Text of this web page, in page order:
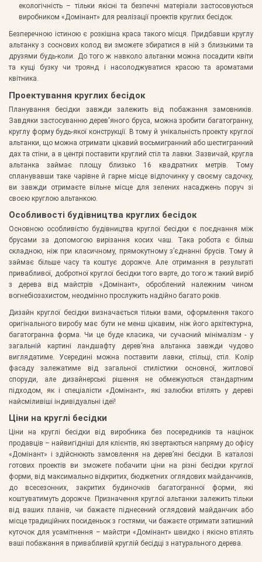
екологічність – тільки якісні та безпечні матеріали застосовуються
виробником «Домінант» для реалізації проектів круглих бесідок.
Безперечною істиною є розкішна краса такого місця. Придбавши круглу
альтанку з соснових колод ви зможете збиратися в ній з близькими та
друзями будь-коли. До того ж навколо альтанки можна посадити квіти
та кущі бузку чи троянд і насолоджуватися красою та ароматами
квітника.
Проектування круглих бесідок
Планування бесідки завжди залежить від побажання замовників.
Завдяки застосуванню дерев'яного бруса, можна зробити багатогранну,
круглу форму будь-якої конструкції. В тому й унікальність проекту круглої
альтанки, що можна отримати цікавий восьмигранний або шестигранний
дах та стіни, а в центрі поставити круглий стіл та лавки. Зазвичай, кругла
альтанка займає площу близько 16 квадратних метрів. Тому
спланувавши таке чарівне й гарне місце відпочинку у своєму садочку,
ви завжди отримаєте вільне місце для зелених насаджень поруч зі
своєю круглою альтанкою.
Особливості будівництва круглих бесідок
Основною особливістю будівництва круглої бесідки є поєднання між
брусами за допомогою вирізання косих чаш. Така робота є більш
складною, ніж при класичному, прямокутному з’єднанні брусів. Тому й
займає більше часу та коштує дорожче. Але отримання в результаті
привабливої, добротної круглої бесідки того варте, до того ж такий виріб
з дерева від майстрів «Домінант», оброблений належним чином
вогнебіозахистом, неодмінно прослужить надійно багато років.
Дизайн круглої бесідки визначається тільки вами, оформлення такого
оригінального виробу має бути не менш цікавим, ніж його архітектурна,
багатогранна форма. Чи це буде класика, чи сучасний мінімалізм - у
загальній картині ландшафту дерев’яна альтанка завжди чудово
виглядатиме. Усередині можна поставити лавки, стільці, стіл. Колір
фасаду залежатиме від загальної стилістики основної, житлової
споруди, але дизайнерські рішення не обмежуються стандартним
підходом, як і спеціалісти «Домінант», які залюбки втілять у дереві
найсміливіші індивідуальні ідеї!
Ціни на круглі бесідки
Ціни на круглі бесідки від виробника без посередників та націнок
продавців – найвигідніші для клієнтів, які звертаються напряму до офісу
«Домінант» і здійснюють замовлення на дерев’яні бесідки. В каталозі
готових проектів ви зможете побачити ціни на різні бесідки круглої
форми, від максимально відкритих, бюджетних оглядових майданчиків,
до всесезонних, закритих будиночків багатогранної форми, які
коштуватимуть дорожче. Призначення круглої альтанки залежить тільки
від ваших планів, чи бажаєте піднесений оглядовий майданчик або
місце традиційних посиденьок з гостями, чи бажаєте отримати затишний
куточок для усамітнення – майстри «Домінант» швидко і якісно втілять
ваші побажання в привабливій круглій бесідці з натурального дерева.